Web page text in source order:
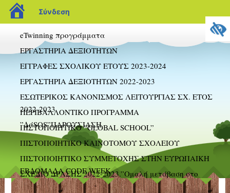
blogs.sch.gr
Σύνδεση
eTwinning προγράμματα
EΡΓΑΣΤΗΡΙΑ ΔΕΞΙΟΤΗΤΩΝ
ΕΓΓΡΑΦΕΣ ΣΧΟΛΙΚΟΥ ΕΤΟΥΣ 2023-2024
ΕΡΓΑΣΤΗΡΙΑ ΔΕΞΙΟΤΗΤΩΝ 2022-2023
ΕΣΩΤΕΡΙΚΟΣ ΚΑΝΟΝΙΣΜΟΣ ΛΕΙΤΟΥΡΓΙΑΣ ΣΧ. ΕΤΟΣ
2022-2023
ΠΕΡΙΒΑΛΛΟΝΤΙΚΟ ΠΡΟΓΡΑΜΜΑ
”ΔάSOS”ΠΑΡΟΥΣΙΑΣΗ
ΠΙΣΤΟΠΟΙΗΤΙΚΟ ”GLOBAL SCHOOL”
ΠΙΣΤΟΠΟΙΗΤΙΚΟ ΚΑΙΝΟΤΟΜΟΥ ΣΧΟΛΕΙΟΥ
ΠΙΣΤΟΠΟΙΗΤΙΚΟ ΣΥΜΜΕΤΟΧΗΣ ΣΤΗΝ ΕΥΡΩΠΑΙΚΗ
ΕΒΔΟΜΑΔΑ CODE WEEK
ΣΧΕΔΙΟ ΔΡΑΣΗΣ 2022-2023.”Ομαλή μετάβαση στο
δημοτικό σχολείο”